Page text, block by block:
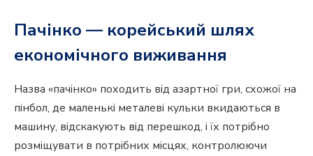
Пачінко — корейський шлях
економічного виживання
Назва «пачінко» походить від азартної гри, схожої на
пінбол, де маленькі металеві кульки вкидаються в
машину, відскакують від перешкод, і їх потрібно
розміщувати в потрібних місцях, контролюючи